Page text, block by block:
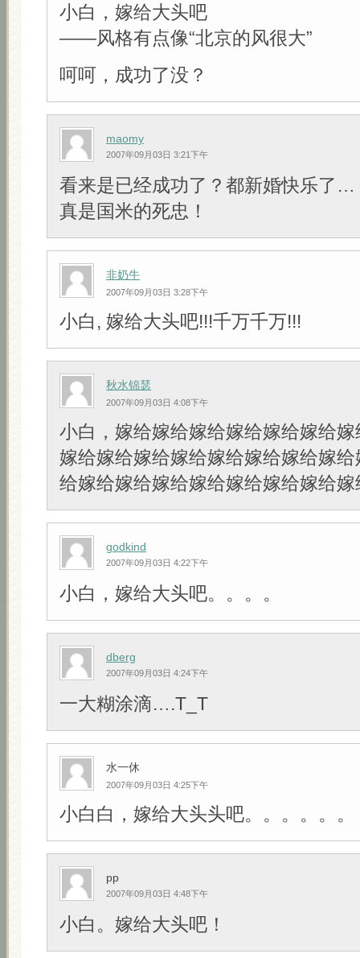
小白，嫁给大头吧
——风格有点像“北京的风很大”
呵呵，成功了没？
maomy
2007年09月03日 3:21下午
看来是已经成功了？都新婚快乐了…
真是国米的死忠！
非奶牛
2007年09月03日 3:28下午
小白, 嫁给大头吧!!!千万千万!!!
秋水锦瑟
2007年09月03日 4:08下午
小白，嫁给嫁给嫁给嫁给嫁给嫁给
嫁给嫁给嫁给嫁给嫁给嫁给嫁给嫁
给嫁给嫁给嫁给嫁给嫁给嫁给嫁给
godkind
2007年09月03日 4:22下午
小白，嫁给大头吧。。。。
dberg
2007年09月03日 4:24下午
一大糊涂滴….T_T
水一休
2007年09月03日 4:25下午
小白白，嫁给大头头吧。。。。。。
pp
2007年09月03日 4:48下午
小白。嫁给大头吧！